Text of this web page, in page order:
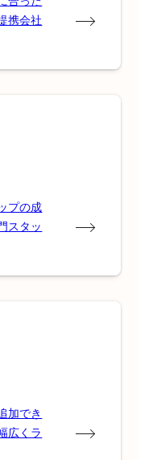
携会社
プの成
スタッ
加でき
広くラ